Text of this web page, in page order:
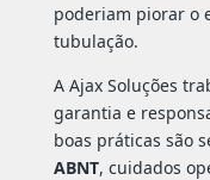
poderiam piorar o
tubulação.
A Ajax Soluções
garantia e
boas práticas são
ABNT, cuidados